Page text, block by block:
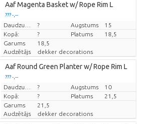
Aaf Magenta Basket w/ Rope Rim L
??? -,--
Cena par vienību
? Augstums
15
Kopā:
? Platums
18,5
Garums
18,5
Audzētājs
dekker decorations
Aaf Round Green Planter w/ Rope Rim L
??? -,--
Cena par vienību
? Augstums
10
Kopā:
? Platums
21,5
Garums
21,5
Audzētājs
dekker decorations